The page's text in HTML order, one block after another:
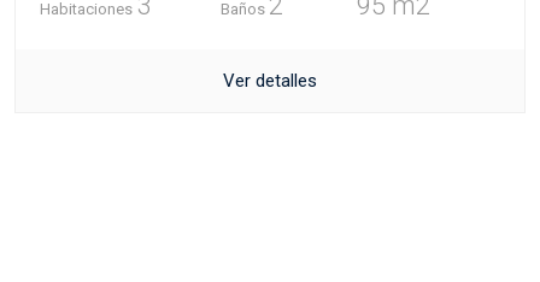
Habitaciones Baños
Ver detalles